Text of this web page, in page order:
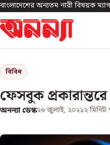
বাংলাদেশের অন্যতম নারী বিষয়ক
বিবিধ
ফেসবুক
অনন্যা ডেস্ক২৬ জুলাই, ২০২১২ মিনিট